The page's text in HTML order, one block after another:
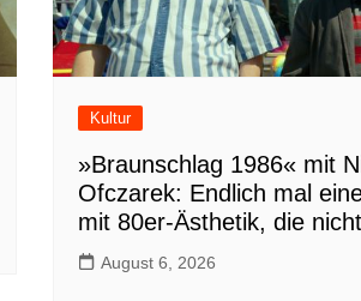
Kultur
»Braunschlag 1986« mit
Ofczarek: Endlich mal
mit 80er-Ästhetik, die
August 6, 2026